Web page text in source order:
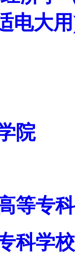
电大
院
等专
科学校